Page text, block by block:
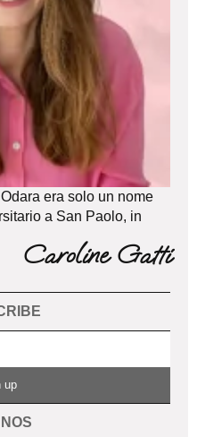
era solo un nome
a San Paolo, in
Caroline Gatti
up